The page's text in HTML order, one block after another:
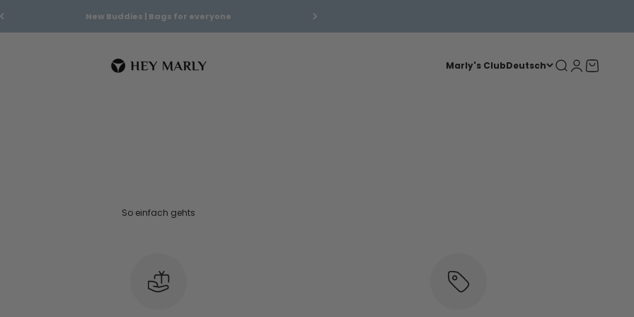
New Buddies | Bags for everyone
Marly's ClubDeutsch SucheAnmelden
Warenkorb
– nur für Mitglieder.
So einfach gehts